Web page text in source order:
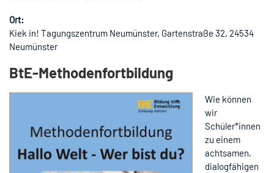
Ort:
Kiek in! Tagungszentrum Neumünster, Gartenstraße 32, 24534
Neumünster
BtE-Methodenfortbildung
Wie können
wir
Schüler*innen
zu einem
achtsamen,
dialogfähigen